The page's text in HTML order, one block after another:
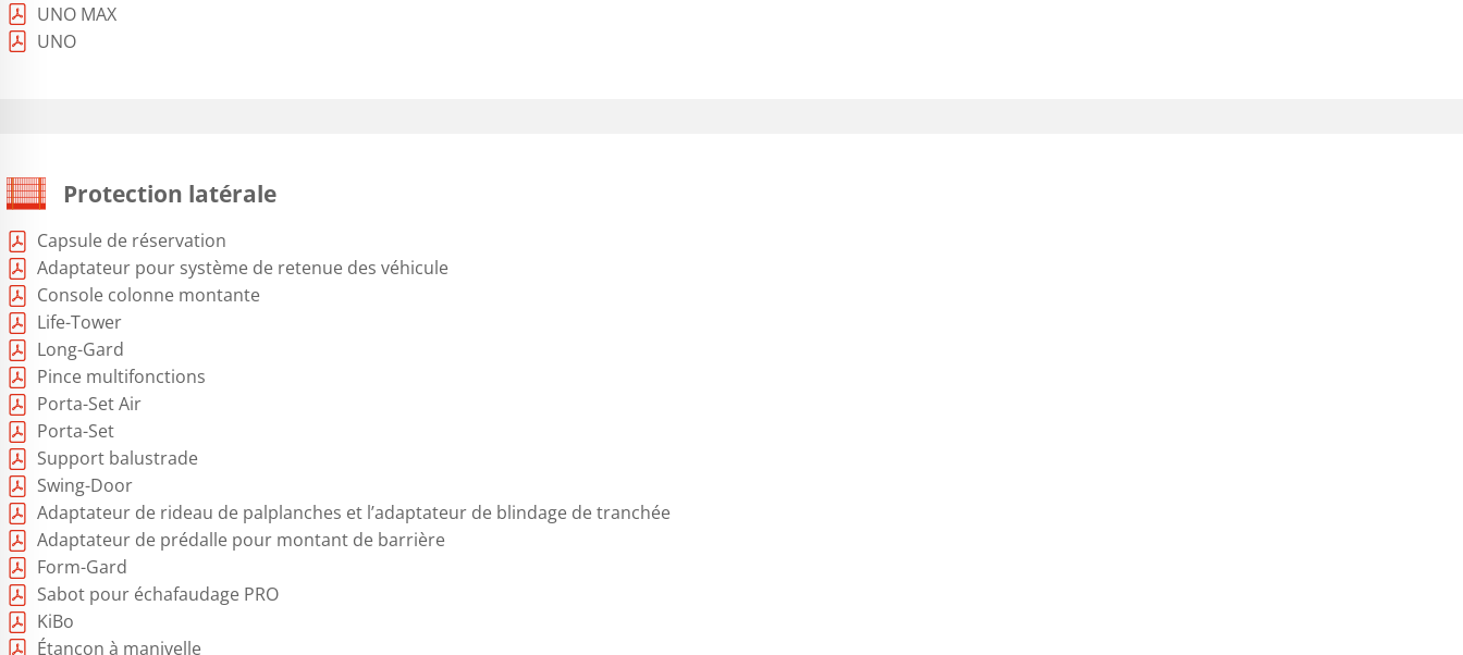
UNO MAX
UNO
Protection latérale
Capsule de réservation
Adaptateur pour système de retenue des véhicule
Console colonne montante
Life-Tower
Long-Gard
Pince multifonctions
Porta-Set Air
Porta-Set
Support balustrade
Swing-Door
Adaptateur de rideau de palplanches et l’adaptateur de blindage de tranchée
Adaptateur de prédalle pour montant de barrière
Form-Gard
Sabot pour échafaudage PRO
KiBo
Étançon à manivelle